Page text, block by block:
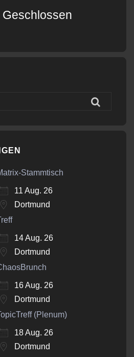
Geschlossen
Stammtisch
11 Aug. 26
Dortmund
14 Aug. 26
Dortmund
16 Aug. 26
Dortmund
(Plenum)
18 Aug. 26
Dortmund